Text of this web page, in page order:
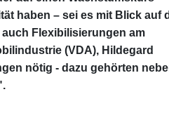
haben – sei es mit Blick auf
Flexibilisierungen am
(VDA), Hildegard
nötig - dazu gehörten